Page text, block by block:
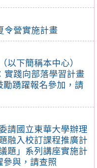
令營實施計畫
以下簡稱本中心）
實踐向部落學習計畫
踴躍報名參加，請
請國立東華大學辦理
融入校訂課程推廣計
題」系列講座實施計
參與，請查照